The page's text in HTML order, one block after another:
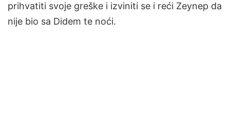
prihvatiti svoje greške i izviniti se i reći Zeynep da
nije bio sa Didem te noći.